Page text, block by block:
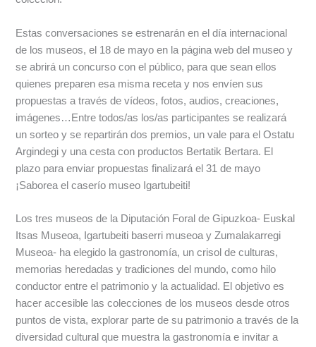
Estas conversaciones se estrenarán en el día internacional
de los museos, el 18 de mayo en la página web del museo y
se abrirá un concurso con el público, para que sean ellos
quienes preparen esa misma receta y nos envíen sus
propuestas a través de vídeos, fotos, audios, creaciones,
imágenes…Entre todos/as los/as participantes se realizará
un sorteo y se repartirán dos premios, un vale para el Ostatu
Argindegi y una cesta con productos Bertatik Bertara. El
plazo para enviar propuestas finalizará el 31 de mayo
¡Saborea el caserío museo Igartubeiti!
Los tres museos de la Diputación Foral de Gipuzkoa- Euskal
Itsas Museoa, Igartubeiti baserri museoa y Zumalakarregi
Museoa- ha elegido la gastronomía, un crisol de culturas,
memorias heredadas y tradiciones del mundo, como hilo
conductor entre el patrimonio y la actualidad. El objetivo es
hacer accesible las colecciones de los museos desde otros
puntos de vista, explorar parte de su patrimonio a través de la
diversidad cultural que muestra la gastronomía e invitar a